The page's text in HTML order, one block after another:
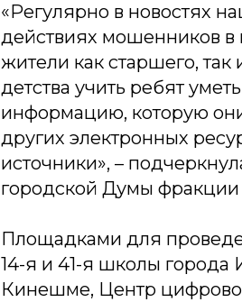
«Регулярно в новостях
действиях мошенников
жители как старшего,
детства учить ребят
информацию, которую
других электронных
источники», –
городской Думы
Площадками для
14-я и 41-я школы города
Кинешме, Центр